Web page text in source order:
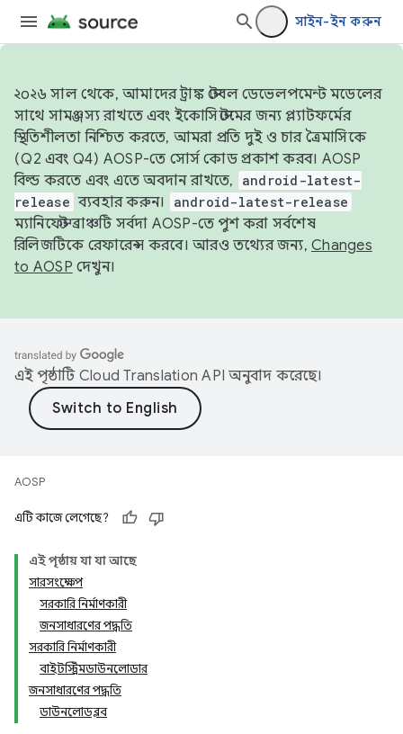
সাইন-ইন করুন
২০২৬ সাল থেকে, আমাদের ট্রাঙ্ক স্টেবল ডেভেলপমেন্ট মডেলের
সাথে সামঞ্জস্য রাখতে এবং ইকোসিস্টেমের জন্য প্ল্যাটফর্মের
স্থিতিশীলতা নিশ্চিত করতে, আমরা প্রতি দুই ও চার ত্রৈমাসিকে
(Q2 এবং Q4) AOSP-তে সোর্স কোড প্রকাশ করব। AOSP
বিল্ড করতে এবং এতে অবদান রাখতে,
android-latest-
release ব্যবহার করুন। android-latest-release
ম্যানিফেস্ট ব্রাঞ্চটি সর্বদা AOSP-তে পুশ করা সর্বশেষ
রিলিজটিকে রেফারেন্স করবে। আরও তথ্যের জন্য, Changes
to AOSP দেখুন।
এই পৃষ্ঠাটি Cloud Translation API অনুবাদ করেছে।
AOSP
এটি কাজে লেগেছে?
এই পৃষ্ঠায় যা যা আছে
সারসংক্ষেপ
সরকারি নির্মাণকারী
জনসাধারণের পদ্ধতি
সরকারি নির্মাণকারী
বাইটস্ট্রিমডাউনলোডার
জনসাধারণের পদ্ধতি
ডাউনলোডব্লব